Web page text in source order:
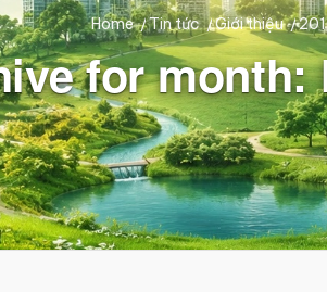
for month:
Home /Tin tức /Giới thiệu /